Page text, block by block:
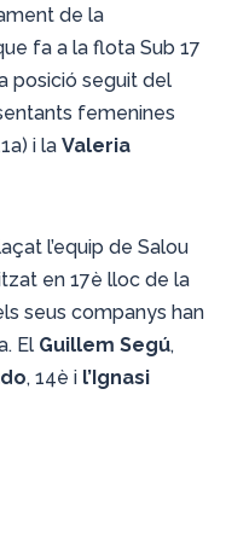
de la
fa a la flota Sub 17
posició seguit del
femenines
i la Valeria
l’equip de Salou
en 17è lloc de la
seus companys han
El Guillem Segú,
, 14è i l’Ignasi